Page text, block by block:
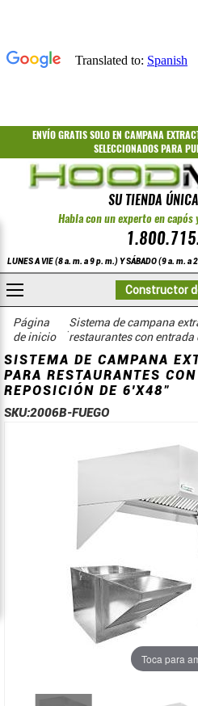
ENVÍO GRATISSOLO EN CAMPANA
SELECCIONADOS PARA
SU TIENDA
Habla con un experto en
LUNES A VIE (8 a. m. a 9 p. m.) Y SÁBADO (9 a. m. a
Constructor
Página
de inicio
COMPRAR
Sistema de campana
restaurantes con
SISTEMA DE CAMPANA
PARA RESTAURANTES
REPOSICIÓN DE 6'X48"
SKU:2006B-FUEGO
Toca para